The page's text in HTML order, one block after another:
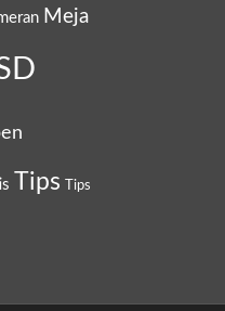
Meja
Tips Tips